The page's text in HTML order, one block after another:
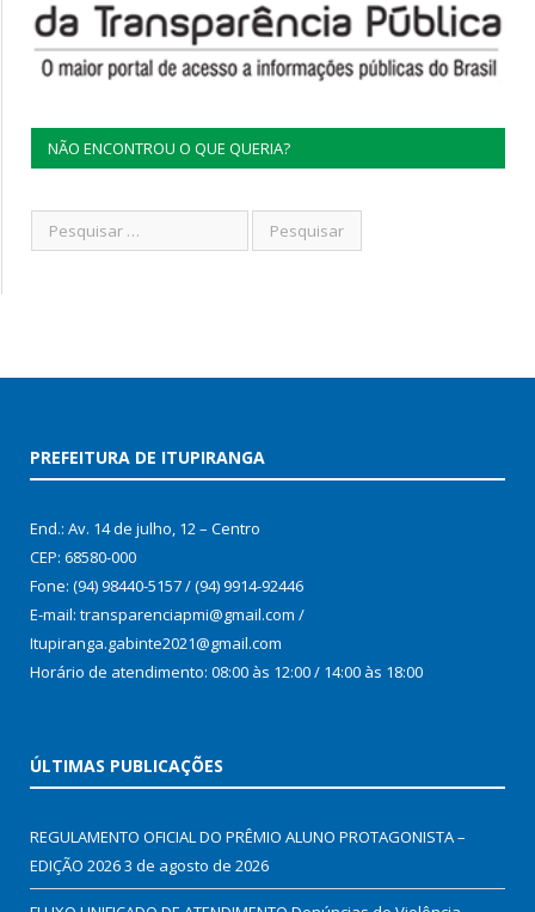
NÃO ENCONTROU O QUE QUERIA?
PREFEITURA DE ITUPIRANGA
End.: Av. 14 de julho, 12 – Centro
CEP: 68580-000
Fone: (94) 98440-5157 / (94) 9914-92446
E-mail: transparenciapmi@gmail.com /
Itupiranga.gabinte2021@gmail.com
Horário de atendimento: 08:00 às 12:00 / 14:00 às 18:00
ÚLTIMAS PUBLICAÇÕES
REGULAMENTO OFICIAL DO PRÊMIO ALUNO PROTAGONISTA –
EDIÇÃO 20263 de agosto de 2026